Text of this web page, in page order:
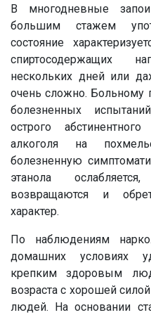
В многодневные
большим стажем
состояние
спиртосодержащих
нескольких дней или
очень сложно. Больному
болезненных
острого
алкоголя на
болезненную
этанола
возвращаются и
характер.
По наблюдениям
домашних условиях
крепким здоровым
возраста с хорошей
людей. На основании